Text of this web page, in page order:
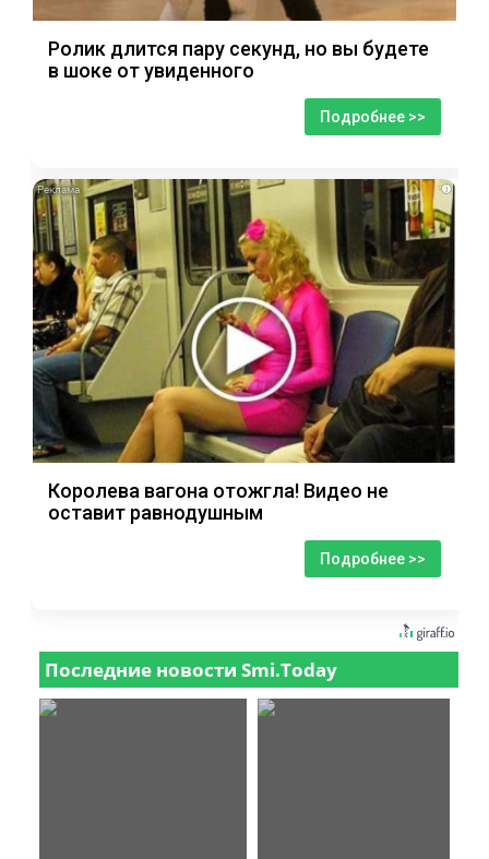
Ролик длится пару секунд, но вы будете
в шоке от увиденного
Подробнее >>
i
Королева вагона отожгла! Видео не
оставит равнодушным
Подробнее >>